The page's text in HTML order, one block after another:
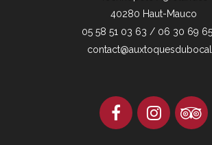
40280 Haut-Mauco
05 58 51 03 63 / 06 30 69